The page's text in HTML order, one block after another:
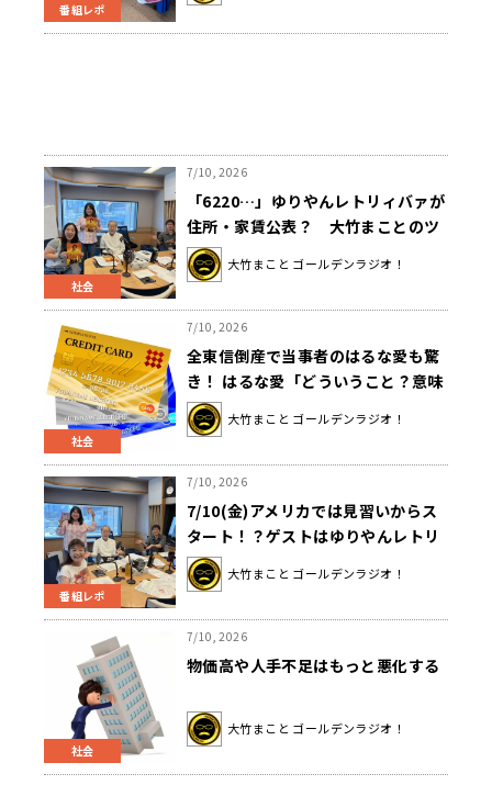
番組レポ
社会
7/10, 2026
「6220…」ゆりやんレトリィバァが
住所・家賃公表？ 大竹まことのツ
ッコミに大笑い
大竹まこと ゴールデンラジオ！
社会
7/10, 2026
全東信倒産で当事者のはるな愛も驚
き！ はるな愛「どういうこと？意味
分かんないと思った」
大竹まこと ゴールデンラジオ！
番組レポ
7/10, 2026
7/10(金)アメリカでは見習いからス
タート！？ゲストはゆりやんレトリ
ィバァさんでした！
大竹まこと ゴールデンラジオ！
社会
7/10, 2026
物価高や人手不足はもっと悪化する
大竹まこと ゴールデンラジオ！